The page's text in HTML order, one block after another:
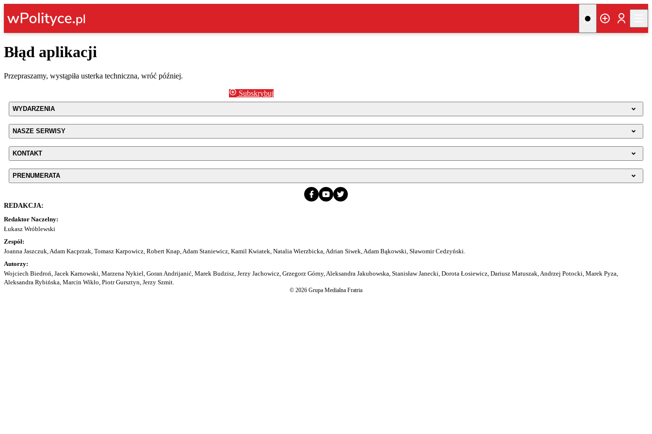
Błąd aplikacji
Przepraszamy, wystąpiła usterka techniczna, wróć później.
Subskrybuj
WYDARZENIA
NASZE SERWISY
KONTAKT
PRENUMERATA
REDAKCJA:
Redaktor Naczelny:
Łukasz Wróblewski
Zespół:
Joanna Jaszczuk, Adam Kacprzak, Tomasz Karpowicz, Robert Knap, Adam Staniewicz, Kamil Kwiatek, Natalia Wierzbicka, Adrian Siwek, Adam Bąkowski, Sławomir Cedzyński.
Autorzy:
Wojciech Biedroń, Jacek Karnowski, Marzena Nykiel, Goran Andrijanić, Marek Budzisz, Jerzy Jachowicz, Grzegorz Górny, Aleksandra Jakubowska, Stanisław Janecki, Dorota Łosiewicz, Dariusz Matuszak, Andrzej Potocki, Marek Pyza,
Aleksandra Rybińska, Marcin Wikło, Piotr Gursztyn, Jerzy Szmit.
© 2026 Grupa Medialna Fratria